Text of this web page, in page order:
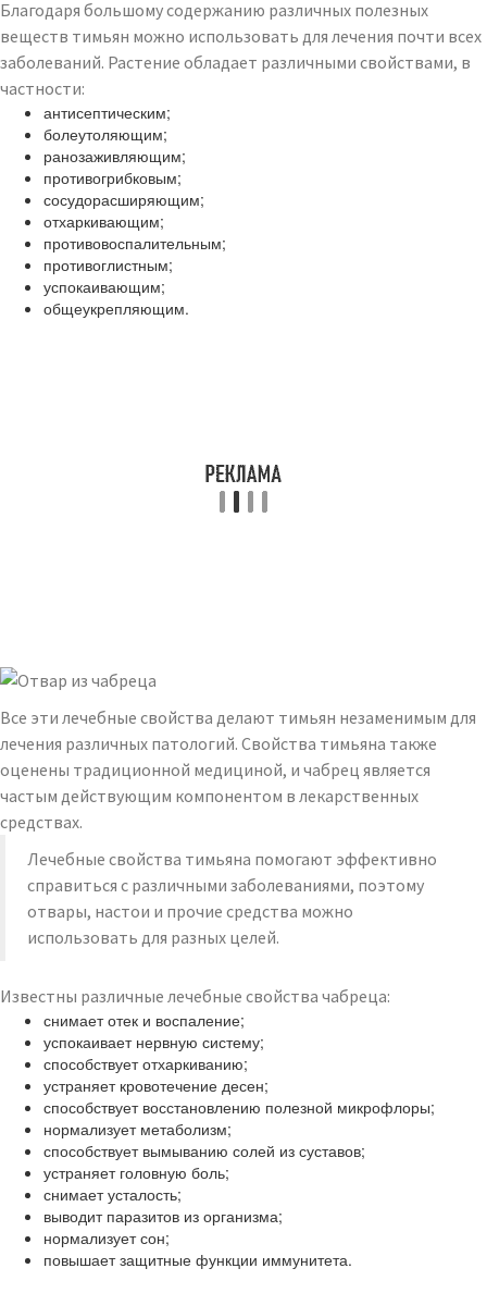
Благодаря большому содержанию различных полезных
веществ тимьян можно использовать для лечения почти всех
заболеваний. Растение обладает различными свойствами, в
частности:
антисептическим;
болеутоляющим;
ранозаживляющим;
противогрибковым;
сосудорасширяющим;
отхаркивающим;
противовоспалительным;
противоглистным;
успокаивающим;
общеукрепляющим.
Все эти лечебные свойства делают тимьян незаменимым для
лечения различных патологий. Свойства тимьяна также
оценены традиционной медициной, и чабрец является
частым действующим компонентом в лекарственных
средствах.
Лечебные свойства тимьяна помогают эффективно
справиться с различными заболеваниями, поэтому
отвары, настои и прочие средства можно
использовать для разных целей.
Известны различные лечебные свойства чабреца:
снимает отек и воспаление;
успокаивает нервную систему;
способствует отхаркиванию;
устраняет кровотечение десен;
способствует восстановлению полезной микрофлоры;
нормализует метаболизм;
способствует вымыванию солей из суставов;
устраняет головную боль;
снимает усталость;
выводит паразитов из организма;
нормализует сон;
повышает защитные функции иммунитета.